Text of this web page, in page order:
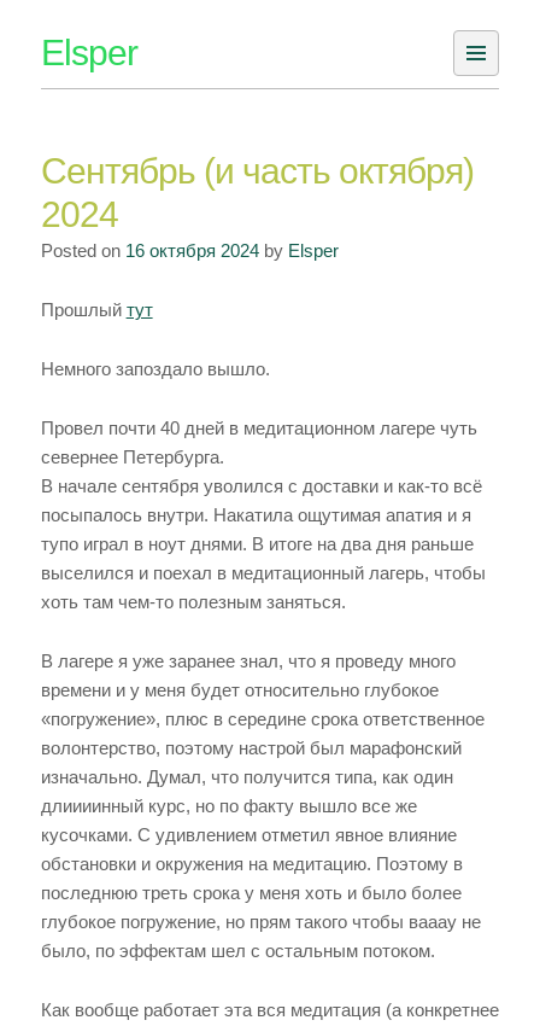
content
Elsper
Сентябрь (и часть октября)
2024
Posted on 16 октября 2024by Elsper
Прошлый тут
Немного запоздало вышло.
Провел почти 40 дней в медитационном лагере чуть
севернее Петербурга.
В начале сентября уволился с доставки и как-то всё
посыпалось внутри. Накатила ощутимая апатия и я
тупо играл в ноут днями. В итоге на два дня раньше
выселился и поехал в медитационный лагерь, чтобы
хоть там чем-то полезным заняться.
В лагере я уже заранее знал, что я проведу много
времени и у меня будет относительно глубокое
«погружение», плюс в середине срока ответственное
волонтерство, поэтому настрой был марафонский
изначально. Думал, что получится типа, как один
длиииинный курс, но по факту вышло все же
кусочками. С удивлением отметил явное влияние
обстановки и окружения на медитацию. Поэтому в
последнюю треть срока у меня хоть и было более
глубокое погружение, но прям такого чтобы вааау не
было, по эффектам шел с остальным потоком.
Как вообще работает эта вся медитация (а конкретнее